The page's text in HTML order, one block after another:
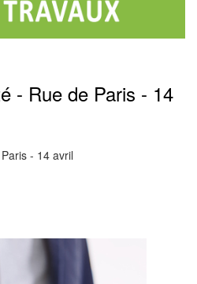
- Rue de Paris - 14
- 14 avril